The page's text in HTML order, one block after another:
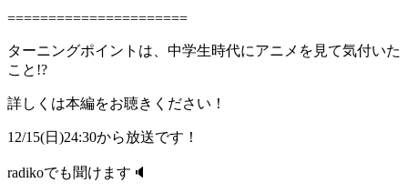
======================
ターニングポイントは、中学生時代にアニメを見て気付いた
こと!?
詳しくは本編をお聴きください！
12/15(日)24:30から放送です！
radikoでも聞けます🔈